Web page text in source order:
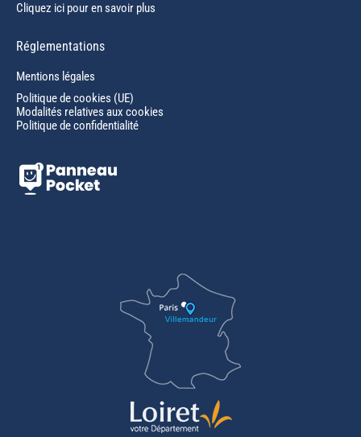
Cliquez ici pour en savoir plus
Réglementations
Mentions légales
Politique de cookies (UE)
Modalités relatives aux cookies
Politique de confidentialité